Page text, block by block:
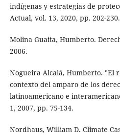
indígenas y estrategias de
Actual, vol. 13, 2020, pp. 202-230.
Molina Guaita, Humberto.
2006.
Nogueira Alcalá, Humberto. "El
contexto del amparo de los
latinoamericano e
1, 2007, pp. 75-134.
Nordhaus, William D. Climate